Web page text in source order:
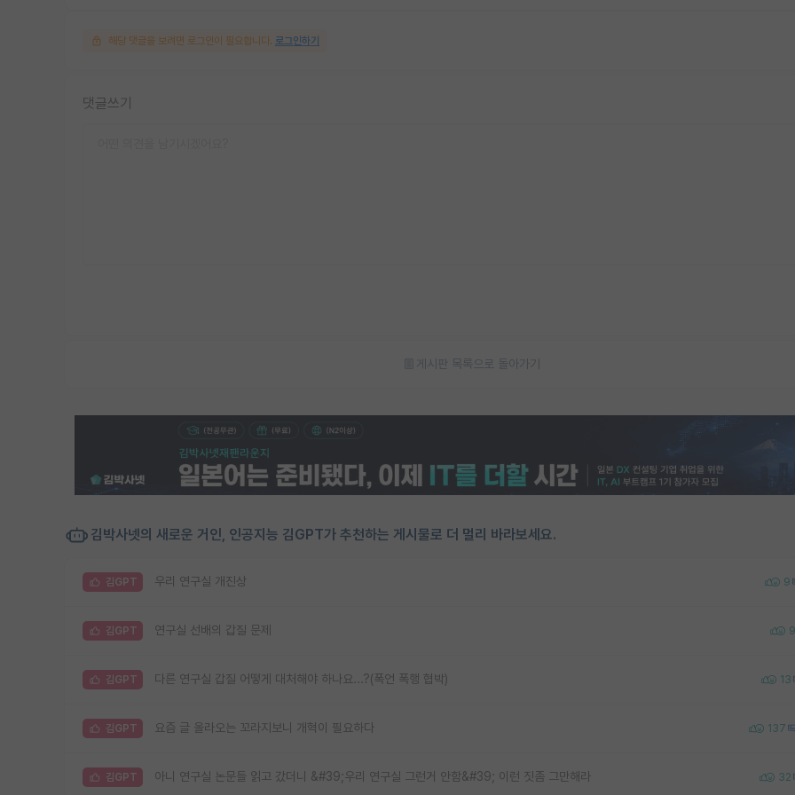
해당 댓글을 보려면 로그인이 필요합니다. 로그인하기
댓글쓰기
게시판 목록으로 돌아가기
김박사넷의 새로운 거인, 인공지능 김GPT가 추천하는 게시물로 더 멀리 바라보세요.
김GPT 우리 연구실 개진상 9
김GPT 연구실 선배의 갑질 문제 9
김GPT 다른 연구실 갑질 어떻게 대처해야 하나요...?(폭언 폭행 협박) 13
김GPT 요즘 글 올라오는 꼬라지보니 개혁이 필요하다 137
김GPT 아니 연구실 논문들 읽고 갔더니 &#39;우리 연구실 그런거 안함&#39; 이런 짓좀 그만해라 32